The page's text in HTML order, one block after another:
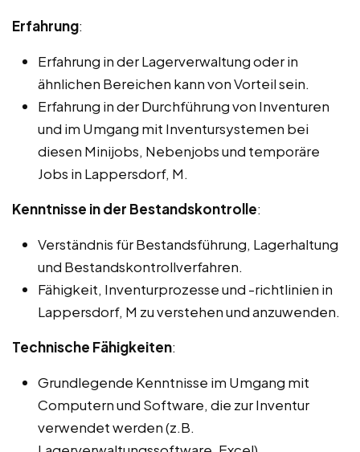
Erfahrung:
Erfahrung in der Lagerverwaltung oder in
ähnlichen Bereichen kann von Vorteil sein.
Erfahrung in der Durchführung von Inventuren
und im Umgang mit Inventursystemen bei
diesen Minijobs, Nebenjobs und temporäre
Jobs in Lappersdorf, M.
Kenntnisse in der Bestandskontrolle:
Verständnis für Bestandsführung, Lagerhaltung
und Bestandskontrollverfahren.
Fähigkeit, Inventurprozesse und -richtlinien in
Lappersdorf, M zu verstehen und anzuwenden.
Technische Fähigkeiten:
Grundlegende Kenntnisse im Umgang mit
Computern und Software, die zur Inventur
verwendet werden (z.B.